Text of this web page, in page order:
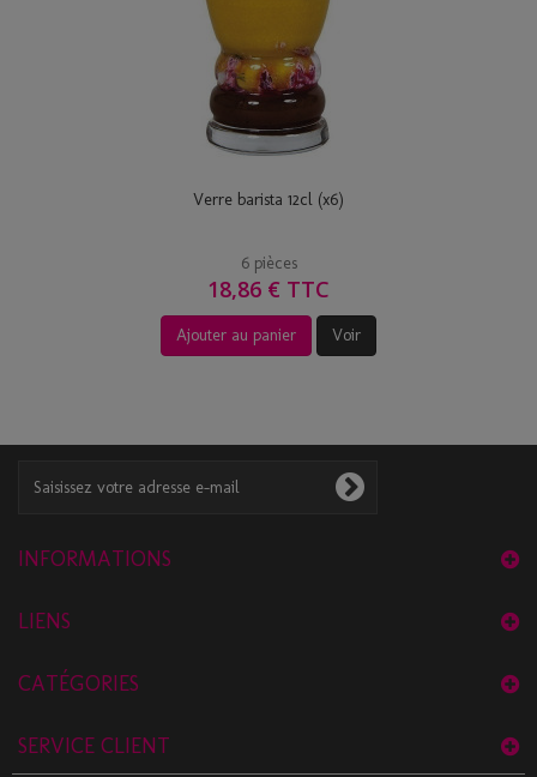
Verre barista 12cl (x6)
6 pièces
18,86 € TTC
Ajouter au panier Voir
INFORMATIONS
LIENS
CATÉGORIES
SERVICE CLIENT